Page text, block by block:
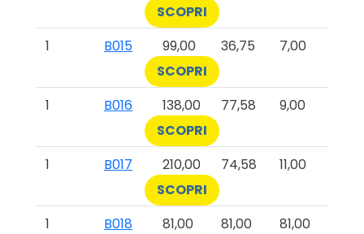
SCOPRI
1
B015 99,00 36,75
7,00
SCOPRI
1
B016 138,00 77,58
9,00
SCOPRI
1
B017 210,00 74,58
11,00
SCOPRI
1
B018 81,00 81,00
81,00